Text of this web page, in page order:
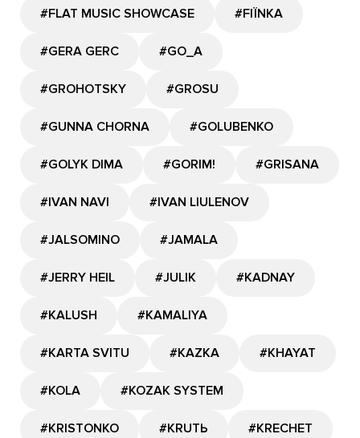
#FLAT MUSIC SHOWCASE #FIЇNKA
#GERA GERC #GО_A
#GROHOTSKY #GROSU
#GUNNA CHORNA #GOLUBENKO
#GOLYK DIMA #GORIM! #GRISANA
#IVAN NAVI #IVAN LIULENOV
#JALSOMINO #JAMALA
#JERRY HEIL #JULIK #KADNAY
#KALUSH #KAMALIYA
#KARTA SVITU #KAZKA #KHAYAT
#KOLA #KOZAK SYSTEM
#KRISTONKO #KRUTЬ #KRECHET